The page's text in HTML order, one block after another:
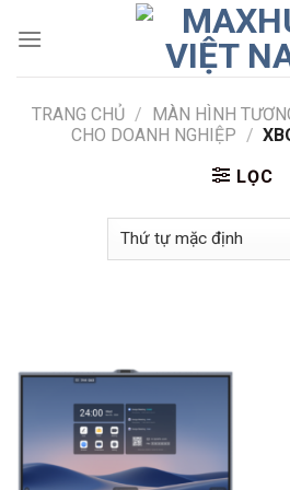
TRANG CHỦ / MÀN HÌNH
CHO DOANH NGHIỆP /
LỌC